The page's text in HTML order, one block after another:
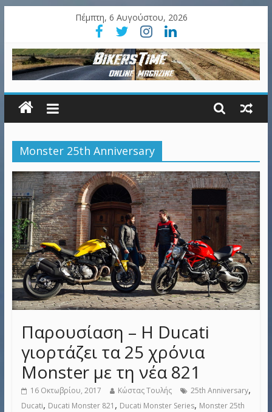
Πέμπτη, 6 Αυγούστου, 2026
Monster 25th Anniversary
Παρουσίαση – Η Ducati
γιορτάζει τα 25 χρόνια
Monster με τη νέα 821
16 Οκτωβρίου, 2017 Κώστας Τουλής 25th Anniversary,
Ducati, Ducati Monster 821 , Ducati Monster Series, Monster 25th